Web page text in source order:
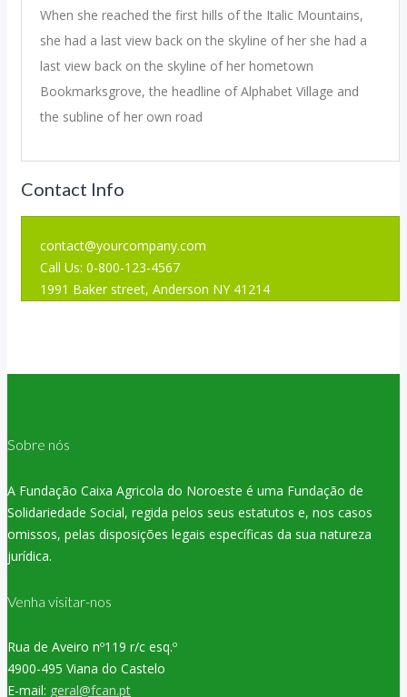
When she reached the first hills of the Italic Mountains,
she had a last view back on the skyline of her she had a
last view back on the skyline of her hometown
Bookmarksgrove, the headline of Alphabet Village and
the subline of her own road
Contact Info
contact@yourcompany.com
Call Us: 0-800-123-4567
1991 Baker street, Anderson NY 41214
Sobre nós
A Fundação Caixa Agricola do Noroeste é uma Fundação de
Solidariedade Social, regida pelos seus estatutos e, nos casos
omissos, pelas disposições legais específicas da sua natureza
jurídica.
Venha visitar-nos
Rua de Aveiro nº119 r/c esq.º
4900-495 Viana do Castelo
E-mail: geral@fcan.pt